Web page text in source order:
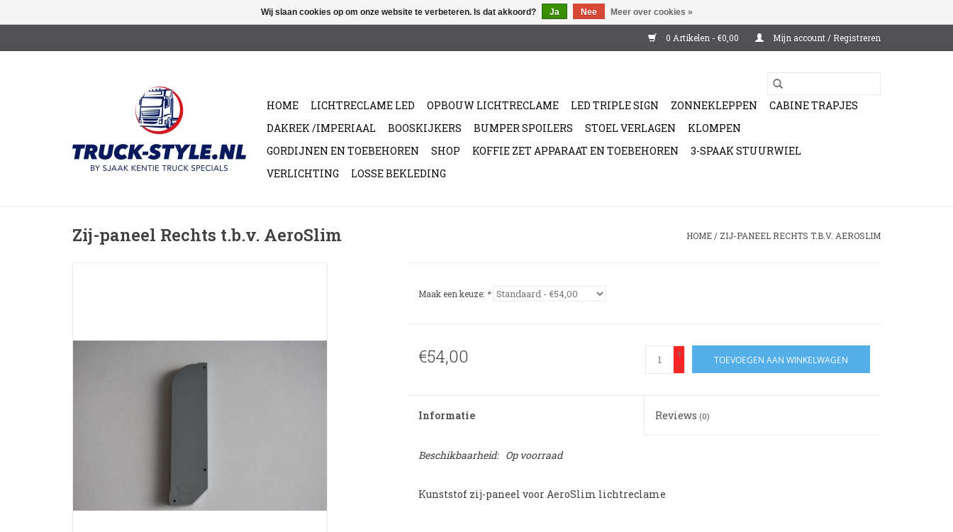
0 Artikelen - €0,00 Mijn account / Registreren
HOME LICHTRECLAME LED OPBOUW LICHTRECLAME LED TRIPLE SIGN ZONNEKLEPPEN
CABINE TRAPJES
DAKREK /IMPERIAAL
BOOSKIJKERS BUMPER SPOILERS STOEL VERLAGEN
KLOMPEN
GORDIJNEN EN TOEBEHOREN
SHOP KOFFIE ZET APPARAAT EN TOEBEHOREN
3-SPAAK STUURWIEL
VERLICHTING
LOSSE BEKLEDING
Zij-paneel Rechts t.b.v. AeroSlim HOME / ZIJ-PANEEL RECHTS T.B.V. AEROSLIM
Maak een keuze: *
€54,00
+
-
TOEVOEGEN AAN WINKELWAGEN
Informatie Reviews (0)
Beschikbaarheid: Op voorraad
Kunststof zij-paneel voor AeroSlim lichtreclame
Wij slaan cookies op om onze website te verbeteren. Is dat akkoord? Ja Nee Meer over cookies »